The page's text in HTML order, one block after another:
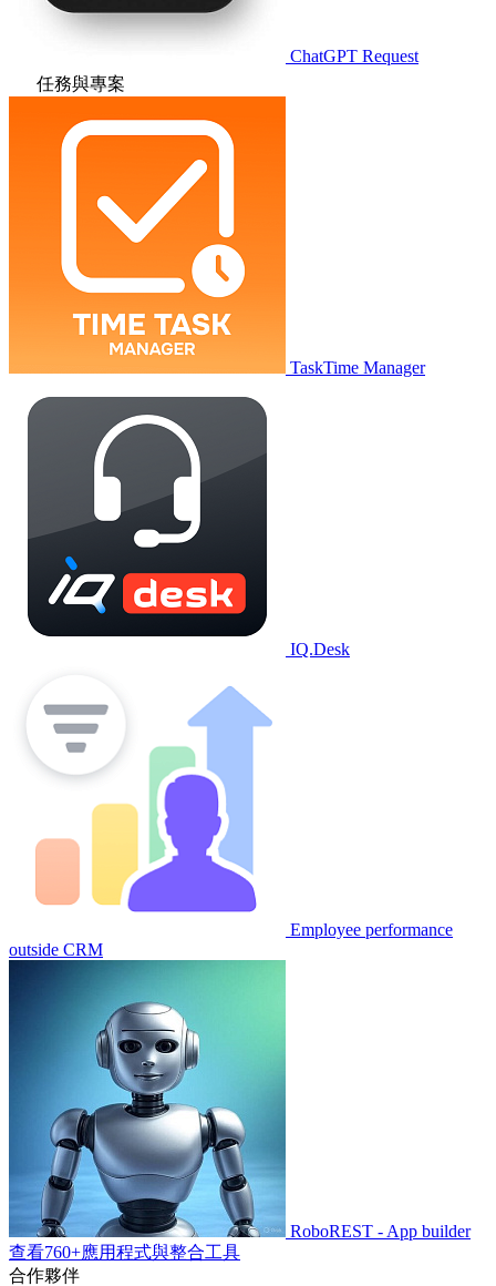
ChatGPT Request
任務與專案
TaskTime Manager
IQ.Desk
Employee performance
outside CRM
RoboREST - App builder
查看760+應用程式與整合工具
合作夥伴